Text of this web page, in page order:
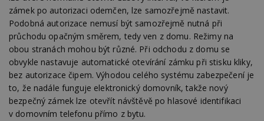
zámek po autorizaci odemčen, lze samozřejmě nastavit.
Podobná autorizace nemusí být samozřejmě nutná při
průchodu opačným směrem, tedy ven z domu. Režimy na
obou stranách mohou být různé. Při odchodu z domu se
obvykle nastavuje automatické otevírání zámku při stisku kliky,
bez autorizace čipem. Výhodou celého systému zabezpečení je
to, že nadále funguje elektronický domovník, takže nový
bezpečný zámek lze otevřít návštěvě po hlasové identifikaci
v domovním telefonu přímo z bytu.